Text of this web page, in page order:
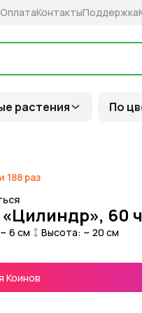
растения По
ОплатаКонтактыПоддержка
188 раз
60
6 см Высота: ~ 20 см
Коинов